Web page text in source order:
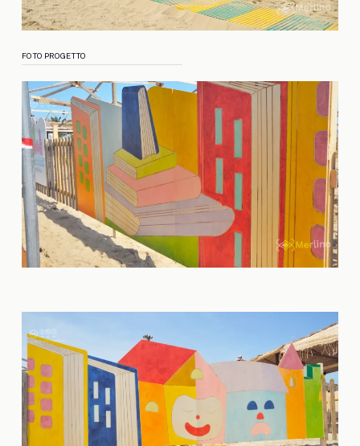
FOTO PROGETTO